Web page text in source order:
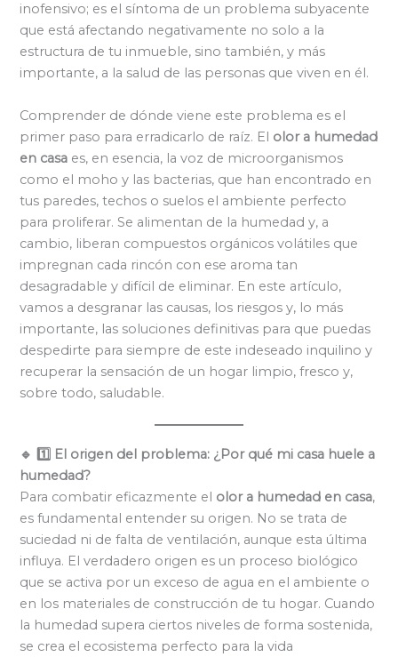
inofensivo; es el síntoma de un problema subyacente
que está afectando negativamente no solo a la
estructura de tu inmueble, sino también, y más
importante, a la salud de las personas que viven en él.
Comprender de dónde viene este problema es el
primer paso para erradicarlo de raíz. El olor a humedad
en casa es, en esencia, la voz de microorganismos
como el moho y las bacterias, que han encontrado en
tus paredes, techos o suelos el ambiente perfecto
para proliferar. Se alimentan de la humedad y, a
cambio, liberan compuestos orgánicos volátiles que
impregnan cada rincón con ese aroma tan
desagradable y difícil de eliminar. En este artículo,
vamos a desgranar las causas, los riesgos y, lo más
importante, las soluciones definitivas para que puedas
despedirte para siempre de este indeseado inquilino y
recuperar la sensación de un hogar limpio, fresco y,
sobre todo, saludable.
🔹 1️⃣ El origen del problema: ¿Por qué mi casa huele a
humedad?
Para combatir eficazmente el olor a humedad en casa,
es fundamental entender su origen. No se trata de
suciedad ni de falta de ventilación, aunque esta última
influya. El verdadero origen es un proceso biológico
que se activa por un exceso de agua en el ambiente o
en los materiales de construcción de tu hogar. Cuando
la humedad supera ciertos niveles de forma sostenida,
se crea el ecosistema perfecto para la vida